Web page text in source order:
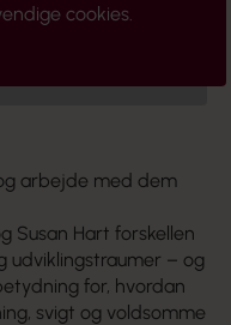
cookies.
arbejde med dem
Susan Hart forskellen
udviklingstraumer – og
for, hvordan
svigt og voldsomme